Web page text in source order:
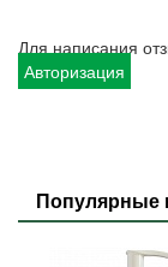
Для написания
Авторизация
Популярные